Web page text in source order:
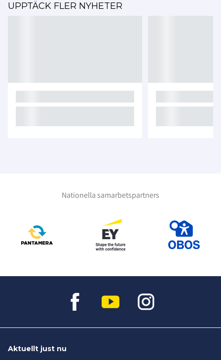
UPPTÄCK FLER NYHETER
Nationella samarbetspartners
Aktuellt just nu